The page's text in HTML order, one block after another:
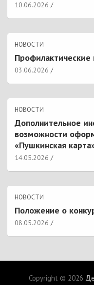
10.06.2026
НОВОСТИ
03.06.2026
НОВОСТИ
Дополнительное
возможности
«Пушкинская
14.05.2026
НОВОСТИ
Положение о
08.05.2026
Copyright © 2026